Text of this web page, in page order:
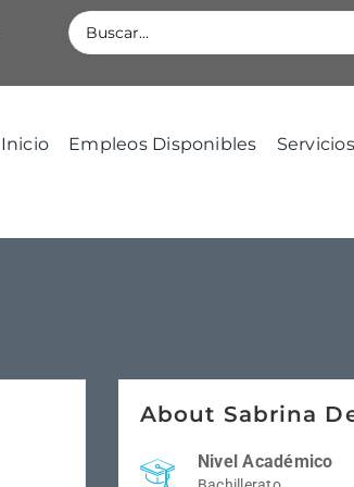
Buscar:
Inicio Empleos Disponibles
About Sabrina
Nivel Académico